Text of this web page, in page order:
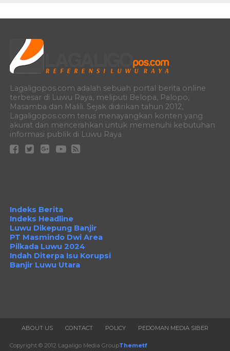
Lagaligopos.com adalah sebuah portal berita online
terbesar di Luwu Raya, meliputi Belopa, Palopo,
Masamba dan Malili. Sejak didirikan tahun 2012,
Lagaligopos.com terus menayangkan konten yang
akurat dan mencerahkan untuk memenuhi kebutuhan
informasi publik di Luwu Raya
Indeks Berita
Indeks Headline
Luwu Dikepung Banjir
PT Masmindo Dwi Area
Pilkada Luwu 2024
Indah Diterpa Isu Korupsi
Banjir Luwu Utara
ABOUT US CONTACT POLICY PEDOMAN MEDIA SIBER
Copyright © 2012 Lagaligo Media GroupThemetf